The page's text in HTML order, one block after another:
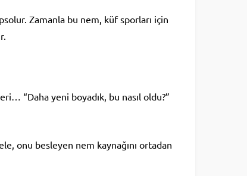
Zamanla bu nem, küf sporları için
“Daha yeni boyadık, bu nasıl oldu?”
onu besleyen nem kaynağını ortadan